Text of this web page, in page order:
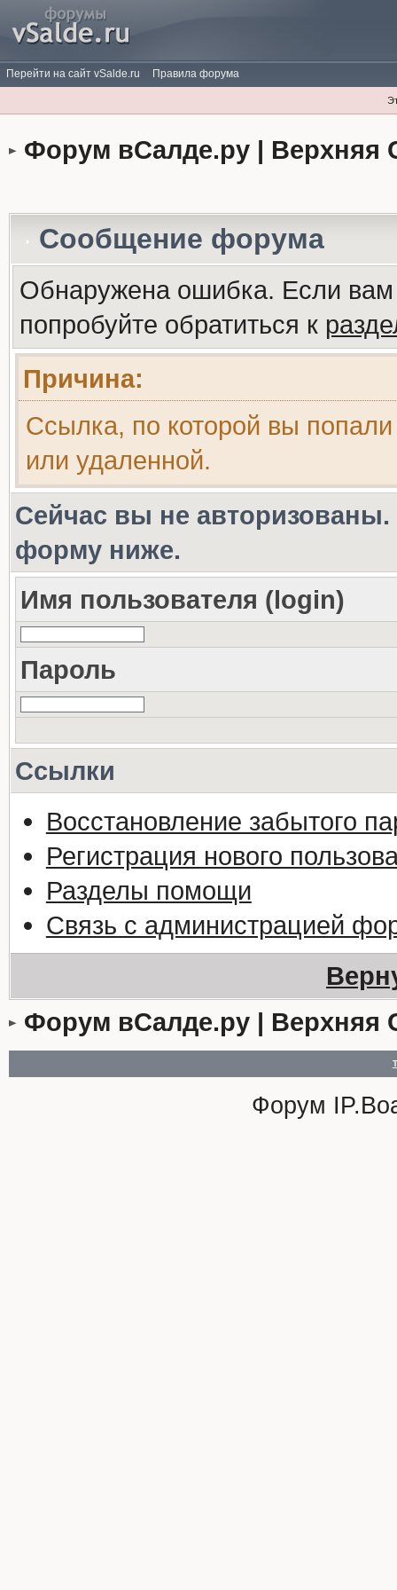
Перейти на сайт vSalde.ru Правила форума
Форум вСалде.ру | Верхняя
Сообщение форума
Обнаружена ошибка. Если
попробуйте обратиться к
Причина:
Ссылка, по которой вы
или удаленной.
Сейчас вы не авторизованы.
форму ниже.
Имя пользователя (login)
Пароль
Ссылки
Восстановление забытого
Регистрация нового
Разделы помощи
Связь с администрацией
Форум вСалде.ру | Верхняя
Форум